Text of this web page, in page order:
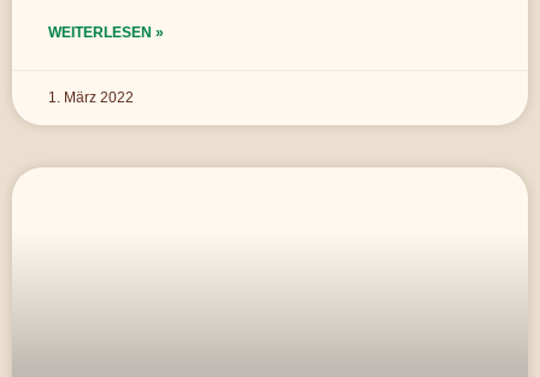
WEITERLESEN »
1. März 2022